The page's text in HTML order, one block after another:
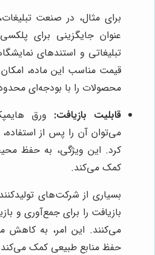
برای مثال، در صنعت
عنوان جایگزینی برای
تبلیغاتی و استندهای
قیمت مناسب این ماده، امکان
محصولات را با بودجه‌ای
قابلیت بازیافت: ورق
می‌توان آن را پس از
کرد. این ویژگی، به حفظ
کمک می‌کند.
بسیاری از شرکت‌های
بازیافت را برای جمع‌آوری و
می‌کنند. این امر، به کاهش
حفظ منابع طبیعی کمک